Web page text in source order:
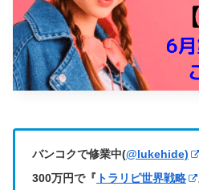
バンコクで修業中(@lukehide)
300万円で『 トラリピ世界戦略